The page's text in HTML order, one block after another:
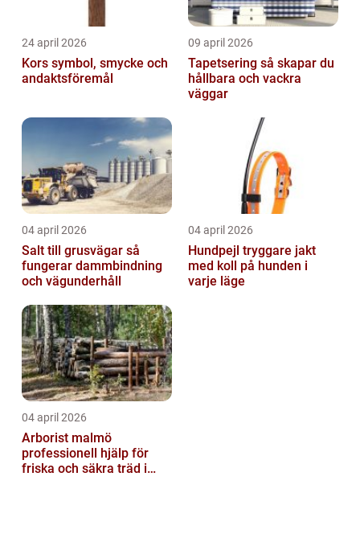
24 april 2026
Kors symbol, smycke och
andaktsföremål
09 april 2026
Tapetsering så skapar du
hållbara och vackra
väggar
04 april 2026
Salt till grusvägar så
fungerar dammbindning
och vägunderhåll
04 april 2026
Hundpejl tryggare jakt
med koll på hunden i
varje läge
04 april 2026
Arborist malmö
professionell hjälp för
friska och säkra träd i